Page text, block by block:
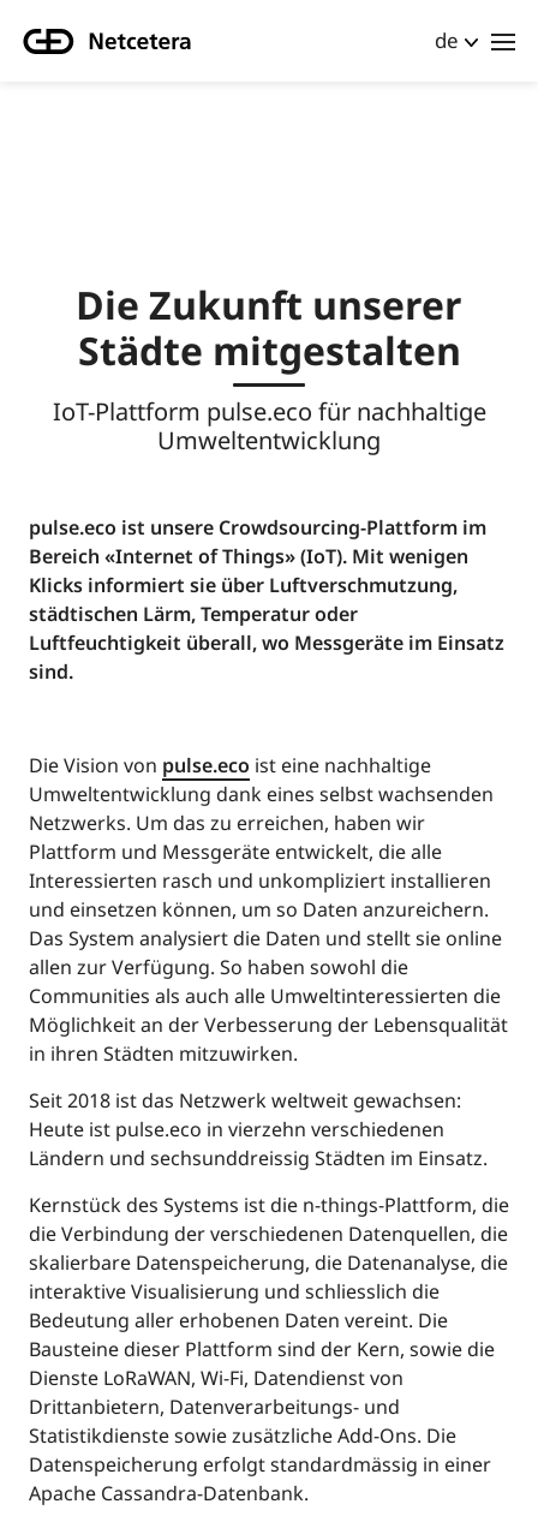
de
Die Zukunft unserer
Städte mitgestalten
IoT-Plattform pulse.eco für nachhaltige
Umweltentwicklung
pulse.eco ist unsere Crowdsourcing-Plattform im
Bereich «Internet of Things» (IoT). Mit wenigen
Klicks informiert sie über Luftverschmutzung,
städtischen Lärm, Temperatur oder
Luftfeuchtigkeit überall, wo Messgeräte im Einsatz
sind.
Die Vision von pulse.eco ist eine nachhaltige
Umweltentwicklung dank eines selbst wachsenden
Netzwerks. Um das zu erreichen, haben wir
Plattform und Messgeräte entwickelt, die alle
Interessierten rasch und unkompliziert installieren
und einsetzen können, um so Daten anzureichern.
Das System analysiert die Daten und stellt sie online
allen zur Verfügung. So haben sowohl die
Communities als auch alle Umweltinteressierten die
Möglichkeit an der Verbesserung der Lebensqualität
in ihren Städten mitzuwirken.
Seit 2018 ist das Netzwerk weltweit gewachsen:
Heute ist pulse.eco in vierzehn verschiedenen
Ländern und sechsunddreissig Städten im Einsatz.
Kernstück des Systems ist die n-things-Plattform, die
die Verbindung der verschiedenen Datenquellen, die
skalierbare Datenspeicherung, die Datenanalyse, die
interaktive Visualisierung und schliesslich die
Bedeutung aller erhobenen Daten vereint. Die
Bausteine dieser Plattform sind der Kern, sowie die
Dienste LoRaWAN, Wi-Fi, Datendienst von
Drittanbietern, Datenverarbeitungs- und
Statistikdienste sowie zusätzliche Add-Ons. Die
Datenspeicherung erfolgt standardmässig in einer
Apache Cassandra-Datenbank.